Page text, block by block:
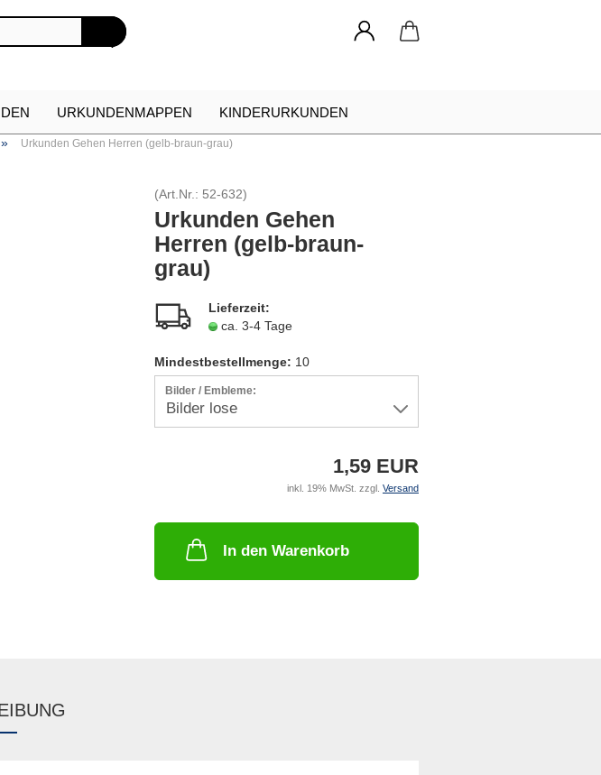
URKUNDENMAPPEN KINDERURKUNDEN
» Urkunden Gehen Herren (gelb-braun-grau)
(Art.Nr.: 52-632)
Urkunden Gehen
Herren (gelb-braun-
grau)
Lieferzeit:
ca. 3-4 Tage
Mindestbestellmenge: 10
Bilder / Embleme:
1,59 EUR
inkl. 19% MwSt. zzgl. Versand
In den Warenkorb